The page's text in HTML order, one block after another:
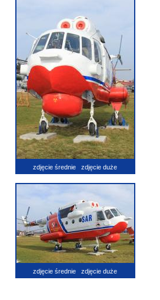
zdjęcie średnie zdjęcie duże
zdjęcie średnie zdjęcie duże